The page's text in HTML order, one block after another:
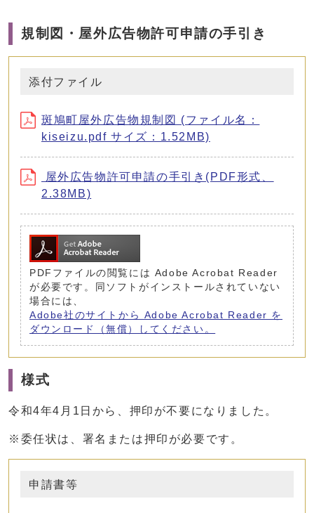
規制図・屋外広告物許可申請の手引き
添付ファイル
斑鳩町屋外広告物規制図 (ファイル名：
kiseizu.pdf サイズ：1.52MB)
屋外広告物許可申請の手引き(PDF形式、
2.38MB)
PDFファイルの閲覧には Adobe Acrobat Reader
が必要です。同ソフトがインストールされていない
場合には、
Adobe社のサイトから Adobe Acrobat Reader を
ダウンロード（無償）してください。
様式
令和4年4月1日から、押印が不要になりました。
※委任状は、署名または押印が必要です。
申請書等